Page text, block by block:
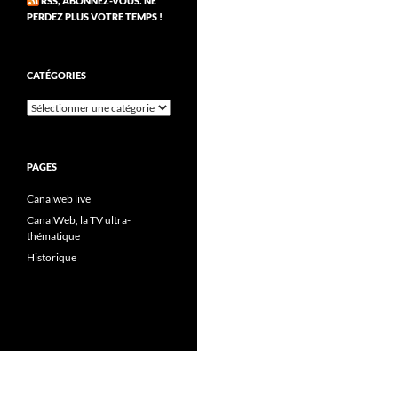
PERDEZ PLUS VOTRE TEMPS !
CATÉGORIES
Catégories
PAGES
Canalweb live
CanalWeb, la TV ultra-
thématique
Historique